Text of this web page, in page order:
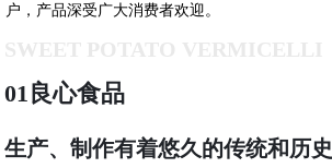
户，产品深受广大消费者欢迎。
01良心食品
生产、制作有着悠久的传统和历史